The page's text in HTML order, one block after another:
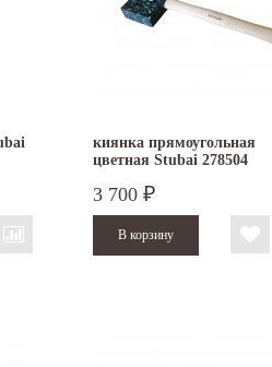
киянка прямоугольная
цветная Stubai 278504
3 700 ₽